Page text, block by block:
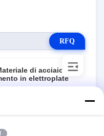
RFQ
di acciaio al
in elettroplate